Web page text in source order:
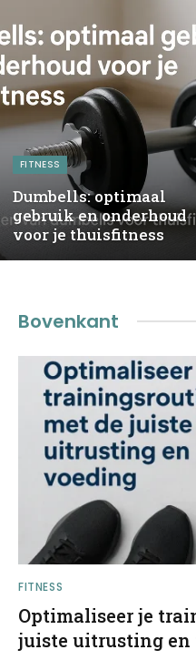
FITNESS
Dumbells: optimaal
gebruik en onderhoud
voor je thuisfitness
Bovenkant
FITNESS
Optimaliseer je
juiste uitrusting en